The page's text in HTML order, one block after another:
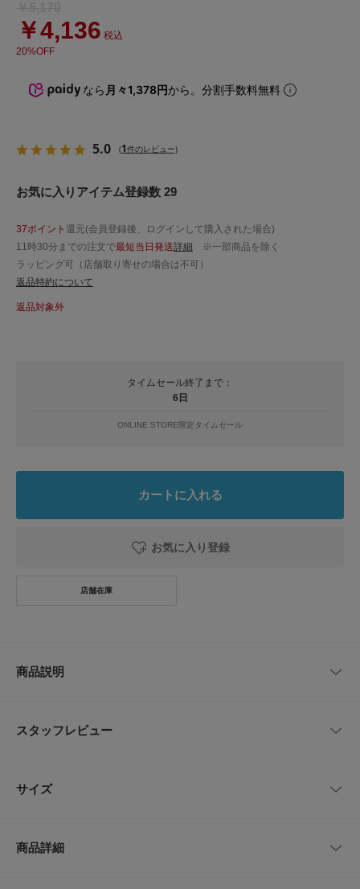
￥4,136 税込
20%OFF
なら 月々1,378円から。分割手数料無料
5.0 (1件のレビュー)
お気に入りアイテム登録数 29
37ポイント 還元(会員登録後、ログインして購入された場合)
11時30分までの注文で最短当日発送詳細 ※一部商品を除く
ラッピング可（店舗取り寄せの場合は不可）
返品特約について
返品対象外
タイムセール終了まで：
6日
ONLINE STORE限定タイムセール
カートに入れる
お気に入り登録
商品説明
ス。
ヴィンテージのような深みのあるレースパターンが足元に立体感を与え、い
ット感と滑らかな肌触りを両立。
履き口のソフトなリブ設計により、ズレ落ちにくく、長時間の着用でもスト
える一足。
スタッフレビュー
サイズ
商品詳細